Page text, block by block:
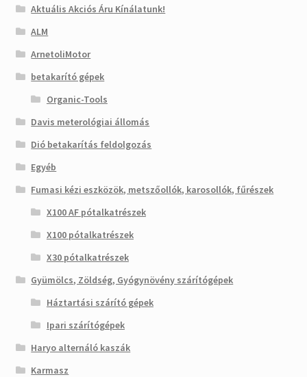
Aktuális Akciós Áru Kínálatunk!
ALM
ArnetoliMotor
betakarító gépek
Organic-Tools
Davis meterológiai állomás
Dió betakarítás feldolgozás
Egyéb
Fumasi kézi eszközök, metszőollók, karosollók, fűrészek
X100 AF pótalkatrészek
X100 pótalkatrészek
X30 pótalkatrészek
Gyümölcs, Zöldség, Gyógynövény szárítógépek
Háztartási szárító gépek
Ipari szárítógépek
Haryo alternáló kaszák
Karmasz